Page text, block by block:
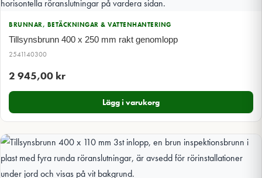
BRUNNAR, BETÄCKNINGAR & VATTENHANTERING
Tillsynsbrunn 400 x 250 mm rakt genomlopp
2541140300
2 945,00 kr
Lägg i varukorg